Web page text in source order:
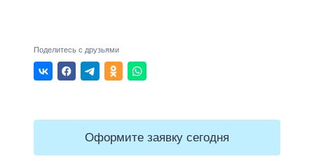
Поделитесь с друзьями
Оформите заявку сегодня